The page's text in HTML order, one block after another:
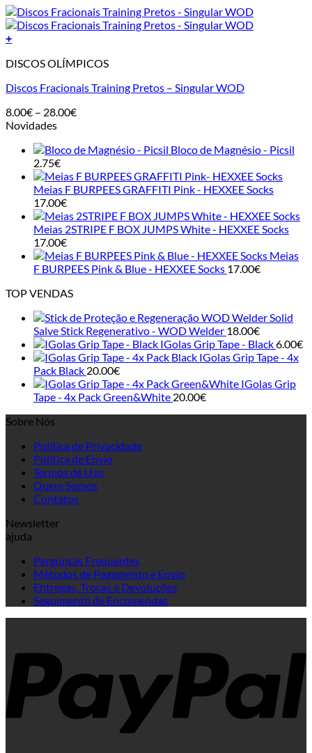
+
DISCOS OLÍMPICOS
Discos Fracionais Training Pretos – Singular WOD
8.00€ – 28.00€Price
through
Novidades
Bloco de Magnésio - Picsil
2.75€
Meias F BURPEES GRAFFITI Pink - HEXXEE Socks
17.00€
Meias 2STRIPE F BOX JUMPS White - HEXXEE Socks
17.00€
Meias
F BURPEES Pink & Blue - HEXXEE Socks 17.00€
TOP VENDAS
Solid
Salve Stick Regenerativo - WOD Welder 18.00€
IGolas Grip Tape - Black6.00€
IGolas Grip Tape - 4x
Pack Black 20.00€
IGolas Grip
Tape - 4x Pack Green&White 20.00€
Sobre Nós
Política de Privacidade
Política de Envio
Termos de Uso
Quem Somos
Contatos
Newsletter
ajuda
Perguntas Frequentes
Métodos de Pagamento e Envio
Entregas, Trocas e Devoluções
Seguimento de Encomendas